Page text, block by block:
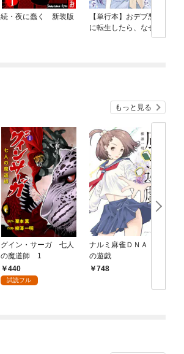
続・夜に蠢く 新装版
【単行本】おデブ悪女
に転生したら、なぜか
ラスボス王子様に執着
もっと見る
グイン・サーガ 七人
の魔道師 1
440
試読フル
ナルミ麻雀ＤＮＡ 風
の遊戯
748